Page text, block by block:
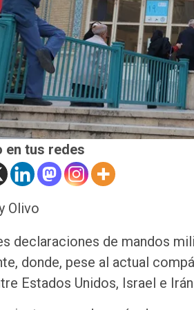
en tus redes
Olivo
declaraciones de mandos
donde, pese al actual
Estados Unidos, Israel e